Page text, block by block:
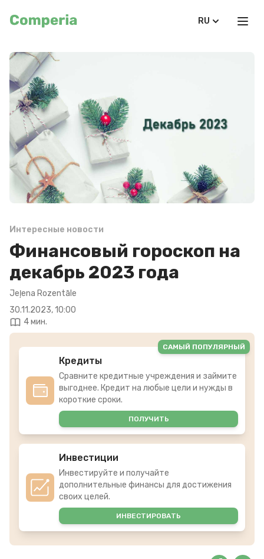
RU
Интересные новости
Финансовый гороскоп на
декабрь 2023 года
Jeļena Rozentāle
30.11.2023, 10:00
4 мин.
Кредиты
Сравните кредитные учреждения и займите
выгоднее. Кредит на любые цели и нужды в
короткие сроки.
ПОЛУЧИТЬ
САМЫЙ ПОПУЛЯРНЫЙ
Инвестиции
Инвестируйте и получайте
дополнительные финансы для достижения
своих целей.
ИНВЕСТИРОВАТЬ